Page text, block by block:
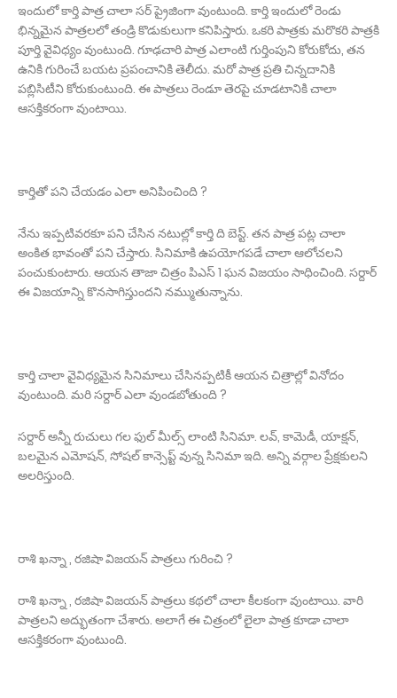
ఇందులో కార్తి పాత్ర చాలా సర్ ప్రైజింగా వుంటుంది. కార్తి ఇందులో రెండు
భిన్నమైన పాత్రలలో తండ్రి కొడుకులుగా కనిపిస్తారు. ఒకరి పాత్రకు మరొకరి పాత్రకి
పూర్తి వైవిధ్యం వుంటుంది. గూఢచారి పాత్ర ఎలాంటి గుర్తింపుని కోరుకోదు, తన
ఉనికి గురించే బయట ప్రపంచానికి తెలీదు. మరో పాత్ర ప్రతి చిన్నదానికి
పబ్లిసిటీని కోరుకుంటుంది. ఈ పాత్రలు రెండూ తెరపై చూడటానికి చాలా
ఆసక్తికరంగా వుంటాయి.
కార్తితో పని చేయడం ఎలా అనిపించింది ?
నేను ఇప్పటివరకూ పని చేసిన నటుల్లో కార్తి ది బెస్ట్. తన పాత్ర పట్ల చాలా
అంకిత భావంతో పని చేస్తారు. సినిమాకి ఉపయోగపడే చాలా ఆలోచలని
పంచుకుంటారు. ఆయన తాజా చిత్రం పిఎస్ 1 ఘన విజయం సాధించింది. సర్దార్
ఈ విజయాన్ని కొనసాగిస్తుందని నమ్ముతున్నాను.
కార్తి చాలా వైవిధ్యమైన సినిమాలు చేసినప్పటికీ ఆయన చిత్రాల్లో వినోదం
వుంటుంది. మరి సర్దార్ ఎలా వుండబోతుంది ?
సర్దార్ అన్నీ రుచులు గల ఫుల్ మీల్స్ లాంటి సినిమా. లవ్, కామెడీ, యాక్షన్,
బలమైన ఎమోషన్, సోషల్ కాన్సెప్ట్ వున్న సినిమా ఇది. అన్ని వర్గాల ప్రేక్షకులని
అలరిస్తుంది.
రాశి ఖన్నా , రజిషా విజయన్ పాత్రలు గురించి ?
రాశి ఖన్నా , రజిషా విజయన్ పాత్రలు కథలో చాలా కీలకంగా వుంటాయి. వారి
పాత్రలని అద్భుతంగా చేశారు. అలాగే ఈ చిత్రంలో లైలా పాత్ర కూడా చాలా
ఆసక్తికరంగా వుంటుంది.